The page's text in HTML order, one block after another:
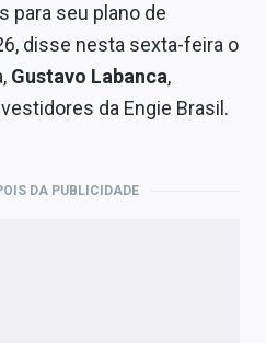
para seu plano de
disse nesta sexta-feira o
Gustavo Labanca,
da Engie Brasil.
DA PUBLICIDADE